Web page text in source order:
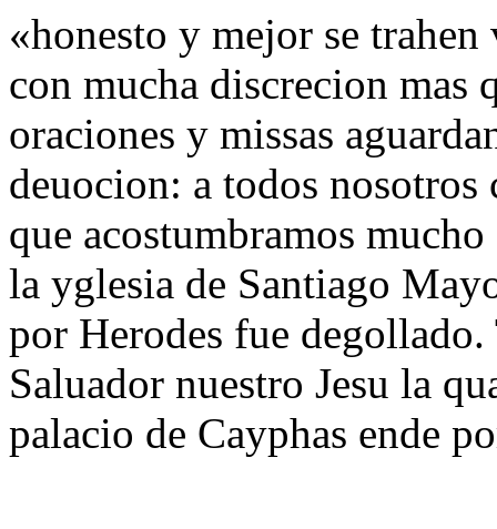
«honesto y mejor se
con mucha discrecion mas
oraciones y missas
deuocion: a todos
que acostumbramos
la yglesia de Santiago
por Herodes fue
Saluador nuestro Jesu la
palacio de Cayphas ende